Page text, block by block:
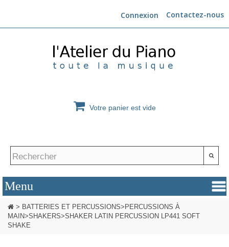
Contactez-nous
Connexion
Votre panier est vide
> BATTERIES ET PERCUSSIONS> PERCUSSIONS À
MAIN>SHAKERS>SHAKER LATIN PERCUSSION LP441 SOFT
SHAKE